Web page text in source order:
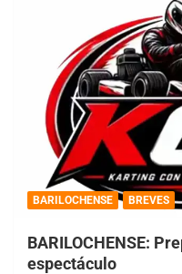
BARILOCHENSE BREVES
BARILOCHENSE:
espectáculo